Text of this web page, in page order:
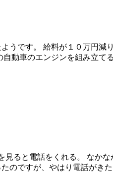
うです。 給料が１０万円
動車のエンジンを組み立
ると電話をくれる。 なか
のですが、やはり電話がき